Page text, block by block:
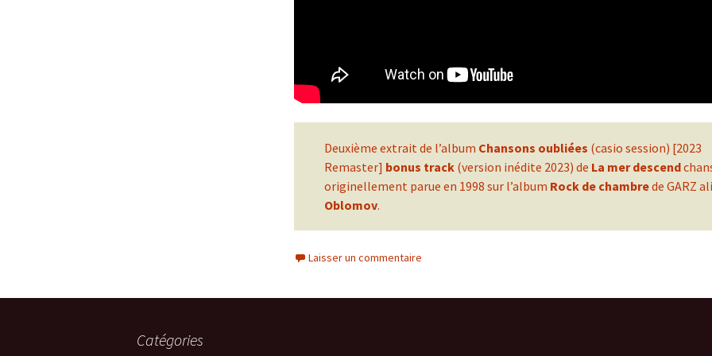
Deuxième extrait de l’album Chansons oubliées (casio session) [2023
Remaster] bonus track (version inédite 2023) de La mer descend
originellement parue en 1998 sur l’album Rock de chambrede GARZ
Oblomov.
Laisser un commentaire
Catégories